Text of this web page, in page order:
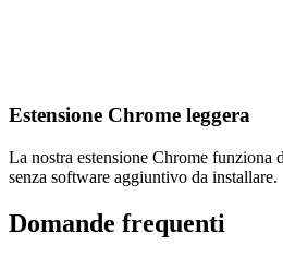
Estensione Chrome leggera
La nostra estensione Chrome funziona
senza software aggiuntivo da installare.
Domande frequenti